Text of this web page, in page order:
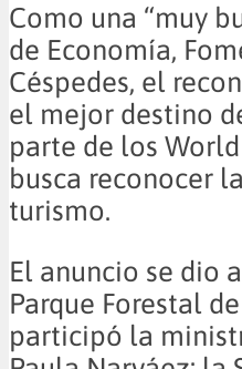
Como una “muy
de Economía,
Céspedes, el
el mejor destino
parte de los
busca reconocer
turismo.
El anuncio se dio
Parque Forestal
participó la